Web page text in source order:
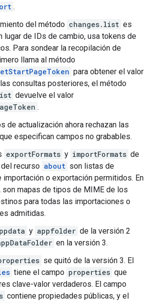
.
del método changes.list es
lugar de IDs de cambio, usa tokens de
Para sondear la recopilación de
llama al método
para obtener el valor
consultas posteriores, el método
devuelve el valor
.
de actualización ahora rechazan las
especifican campos no grabables.
exportFormats y importFormats de
recurso about son listas de
importación o exportación permitidos. En
son mapas de tipos de MIME de los
para todas las importaciones o
admitidas.
y appfolder de la versión 2
en la versión 3.
se quitó de la versión 3. El
tiene el campo properties que
clave-valor verdaderos. El campo
contiene propiedades públicas, y el